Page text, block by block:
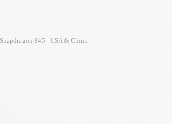
845 - USA & China